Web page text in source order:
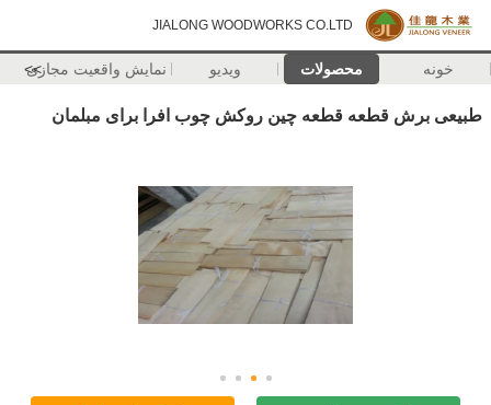
JIALONG WOODWORKS CO.LTD
خونه محصولات ویدیو نمایش واقعیت مجازی
>>
طبیعی برش قطعه قطعه چین روکش چوب افرا برای مبلمان